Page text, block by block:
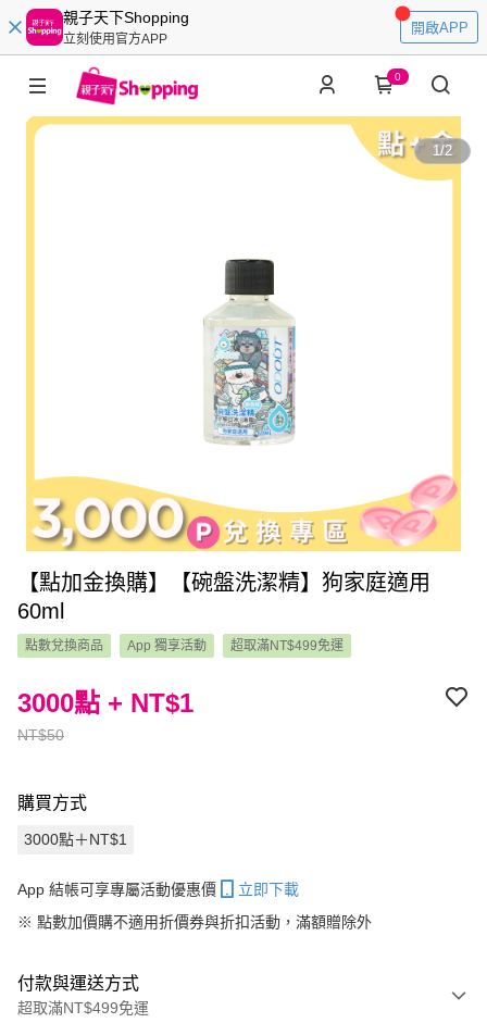
親子天下Shopping
立刻使用官方APP
開啟APP
0
1/2
【點加金換購】【碗盤洗潔精】狗家庭適用
60ml
點數兌換商品 App 獨享活動 超取滿NT$499免運
NT$50
3000點 + NT$1
購買方式
3000點＋NT$1
App 結帳可享專屬活動優惠價
立即下載
※ 點數加價購不適用折價券與折扣活動，滿額贈除外
付款與運送方式
超取滿NT$499免運